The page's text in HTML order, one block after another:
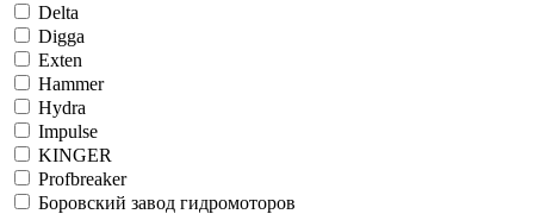
Delta
Digga
Exten
Hammer
Hydra
Impulse
KINGER
Profbreaker
Боровский завод гидромоторов